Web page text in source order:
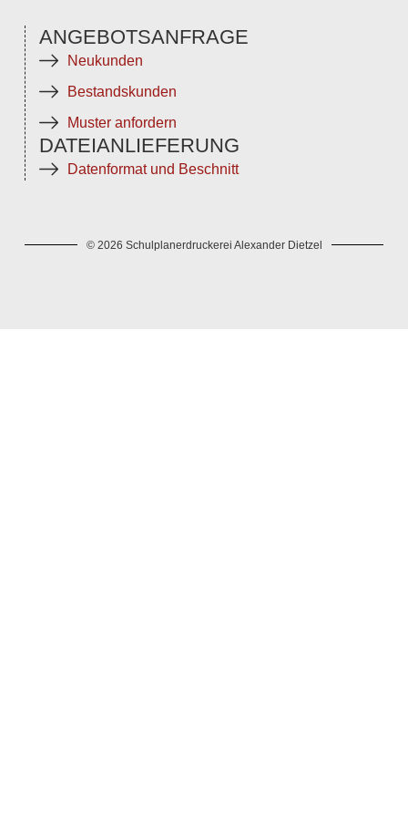
ANGEBOTSANFRAGE
Neukunden
Bestandskunden
Muster anfordern
DATEIANLIEFERUNG
Datenformat und Beschnitt
© 2026 Schulplanerdruckerei Alexander Dietzel